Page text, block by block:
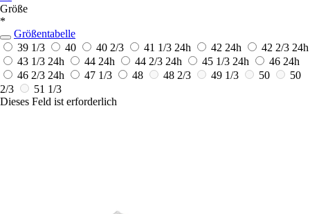
Größe
*
Größentabelle
39 1/3
40 40 2/3 41 1/3 24h 42 24h 42 2/3 24h
43 1/3 24h 44 24h 44 2/3 24h 45 1/3 24h 46 24h
46 2/3 24h 47 1/3 48 48 2/3 49 1/3 50
50
2/3
51 1/3
Dieses Feld ist erforderlich